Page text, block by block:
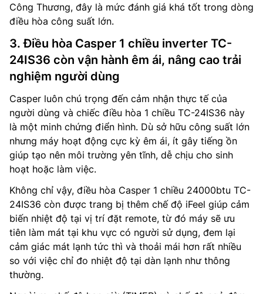
Công Thương, đây là mức đánh giá khá tốt trong dòng
điều hòa công suất lớn.
3. Điều hòa Casper 1 chiều inverter TC-
24IS36 còn vận hành êm ái, nâng cao trải
nghiệm người dùng
Casper luôn chú trọng đến cảm nhận thực tế của
người dùng và chiếc điều hòa 1 chiều TC-24IS36 này
là một minh chứng điển hình. Dù sở hữu công suất lớn
nhưng máy hoạt động cực kỳ êm ái, ít gây tiếng ồn
giúp tạo nên môi trường yên tĩnh, dễ chịu cho sinh
hoạt hoặc làm việc.
Không chỉ vậy, điều hòa Casper 1 chiều 24000btu TC-
24IS36 còn được trang bị thêm chế độ iFeel giúp cảm
biến nhiệt độ tại vị trí đặt remote, từ đó máy sẽ ưu
tiên làm mát tại khu vực có người sử dụng, đem lại
cảm giác mát lạnh tức thì và thoải mái hơn rất nhiều
so với việc chỉ đo nhiệt độ tại dàn lạnh như thông
thường.